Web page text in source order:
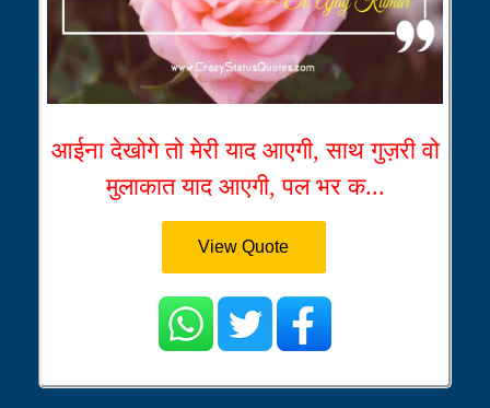
आईना देखोगे तो मेरी याद आएगी, साथ गुज़री वो
मुलाकात याद आएगी, पल भर क...
View Quote